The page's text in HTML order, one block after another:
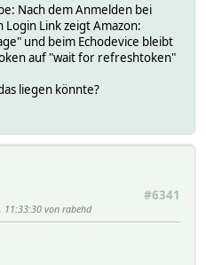
Nach dem Anmelden bei
Link zeigt Amazon:
und beim Echodevice bleibt
auf "wait for refreshtoken"
liegen könnte?
#6341
11:33:30 von rabehd